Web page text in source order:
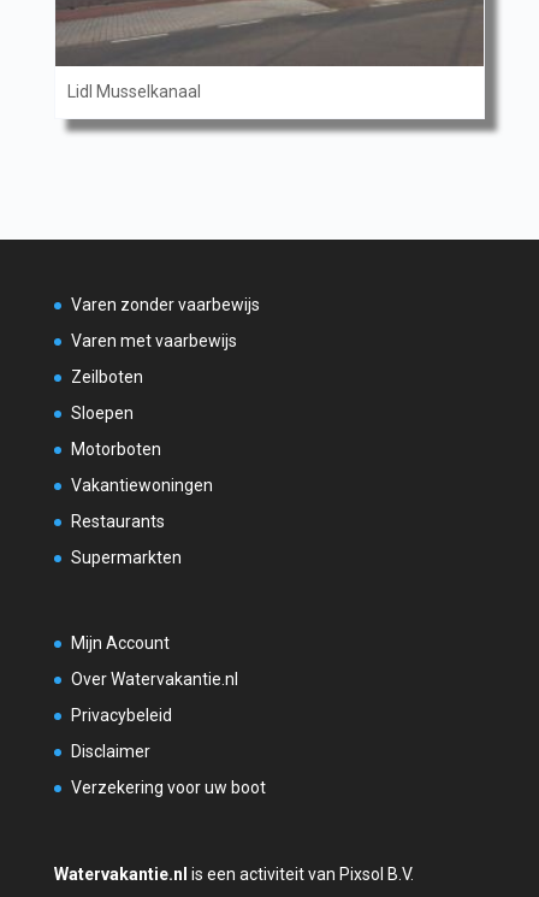
Lidl Musselkanaal
Varen zonder vaarbewijs
Varen met vaarbewijs
Zeilboten
Sloepen
Motorboten
Vakantiewoningen
Restaurants
Supermarkten
Mijn Account
Over Watervakantie.nl
Privacybeleid
Disclaimer
Verzekering voor uw boot
Watervakantie.nl is een activiteit van Pixsol B.V.